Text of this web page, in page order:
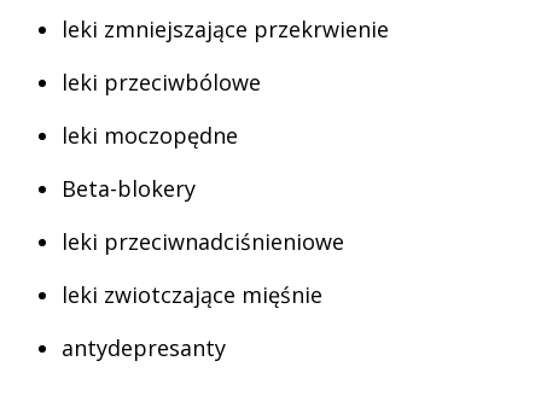
leki zmniejszające przekrwienie
leki przeciwbólowe
leki moczopędne
Beta-blokery
leki przeciwnadciśnieniowe
leki zwiotczające mięśnie
antydepresanty